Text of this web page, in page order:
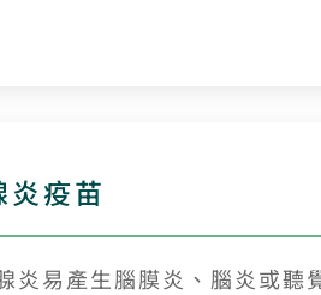
疫苗
炎易產生腦膜炎、腦炎或聽